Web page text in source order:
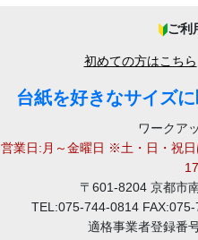
ご利
初めての方はこちら
台紙を好きなサイズ
ワークア
営業日:月～金曜日 ※土・日・祝
〒601-8204 京都市
TEL:075-744-0814
適格事業者登録番